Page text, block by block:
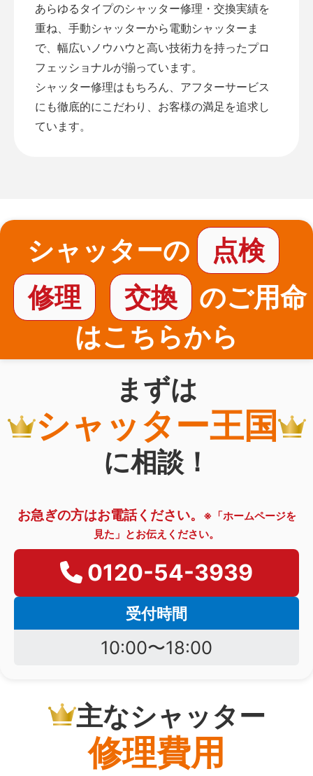
あらゆるタイプのシャッター修理・交換実績を
重ね、手動シャッターから電動シャッターま
で、幅広いノウハウと高い技術力を持ったプロ
フェッショナルが揃っています。
シャッター修理はもちろん、アフターサービス
にも徹底的にこだわり、お客様の満足を追求し
ています。
シャッターの
点検
修理
交換
のご用命
はこちらから
まずは
シャッター王国
に相談！
お急ぎの方はお電話ください。
※「ホームページを
見た」とお伝えください。
0120-54-3939
受付時間
10:00〜18:00
主なシャッター
修理費用